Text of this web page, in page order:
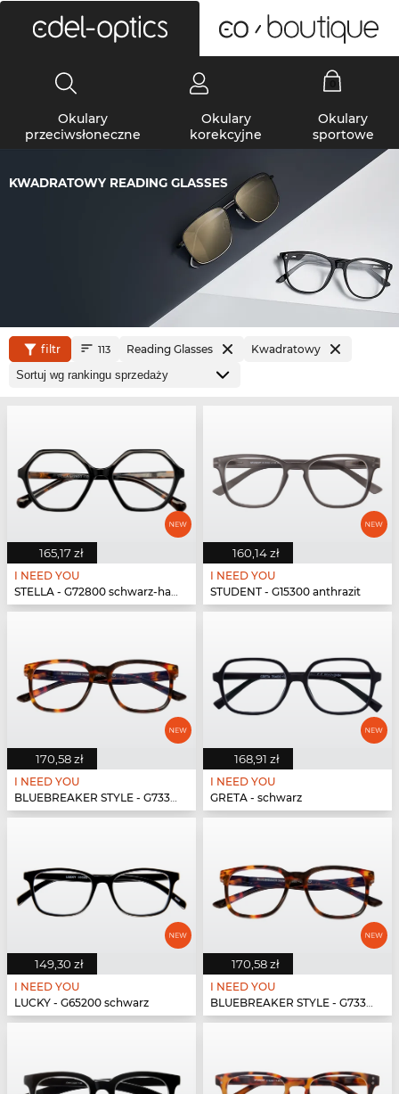
Okulary
przeciwsłoneczne
Okulary
korekcyjne
Okulary
sportowe
KWADRATOWY READING GLASSES
filtr 113 Reading Glasses Kwadratowy
165,17 zł
I NEED YOU
STELLA - G72800 schwarz-havanna
160,14 zł
I NEED YOU
STUDENT - G15300 anthrazit
170,58 zł
I NEED YOU
BLUEBREAKER STYLE - G73300 havanna
168,91 zł
I NEED YOU
GRETA - schwarz
149,30 zł
I NEED YOU
LUCKY - G65200 schwarz
170,58 zł
I NEED YOU
BLUEBREAKER STYLE - G73300 havanna